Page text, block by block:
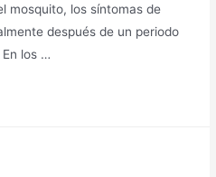
mosquito, los síntomas de
después de un periodo
los …